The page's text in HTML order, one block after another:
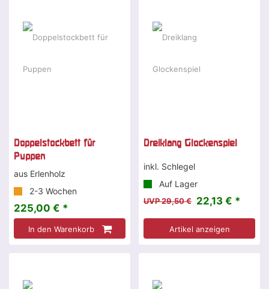
Doppelstockbett für
Puppen
aus Erlenholz
2-3 Wochen
225,00 € *
In den Warenkorb
Dreiklang Glockenspiel
inkl. Schlegel
Auf Lager
UVP 29,50 € 22,13 € *
Artikel anzeigen